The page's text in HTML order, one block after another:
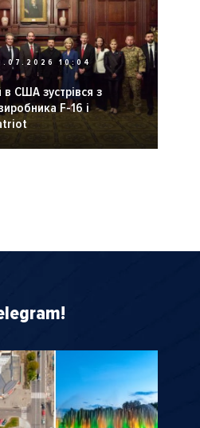
10:04
США зустрівся з
F-16 і